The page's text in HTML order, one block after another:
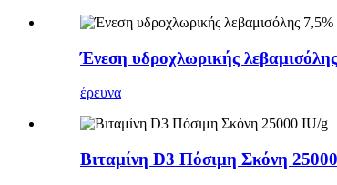
Ένεση υδροχλωρικής
έρευνα
Βιταμίνη D3 Πόσιμη Σκόνη